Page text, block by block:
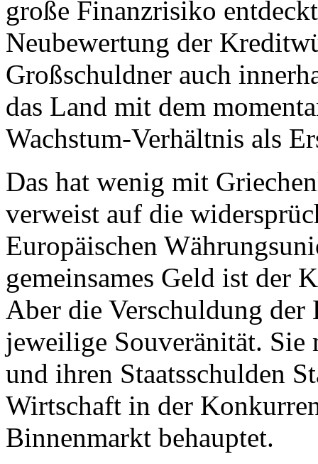
große Finanzrisiko
Neubewertung der
Großschuldner auch
das Land mit dem
Wachstum-Verhältnis als
Das hat wenig mit
verweist auf die
Europäischen
gemeinsames Geld ist der
Aber die Verschuldung
jeweilige Souveränität. Sie
und ihren Staatsschulden
Wirtschaft in der
Binnenmarkt behauptet.